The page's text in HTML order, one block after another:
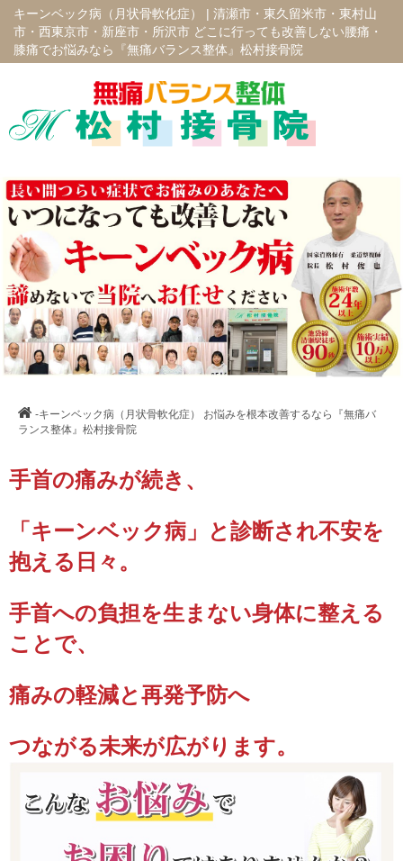
キーンベック病（月状骨軟化症） | 清瀬市・東久留米市・東村山
市・西東京市・新座市・所沢市 どこに行っても改善しない腰痛・
膝痛でお悩みなら『無痛バランス整体』松村接骨院
-キーンベック病（月状骨軟化症） お悩みを根本改善するなら『無痛バ
ランス整体』松村接骨院
手首の痛みが続き、
「キーンベック病」と診断され不安を
抱える日々。
手首への負担を生まない身体に整える
ことで、
痛みの軽減と再発予防へ
つながる未来が広がります。